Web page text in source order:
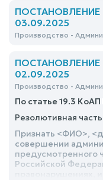
03.09.2025
Производство -
02.09.2025
Производство -
По статье 19.3
Резолютивная часть
Признать <ФИО>,
совершении
предусмотренного
Российской